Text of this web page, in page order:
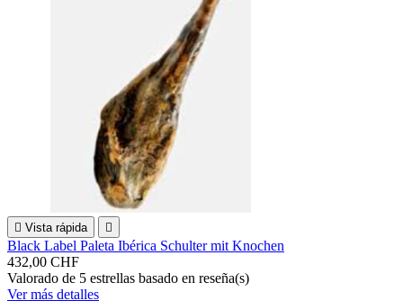
 Vista rápida 
Black Label Paleta Ibérica Schulter mit Knochen
432,00 CHF
Valorado de 5 estrellas basado en reseña(s)
Ver más detalles